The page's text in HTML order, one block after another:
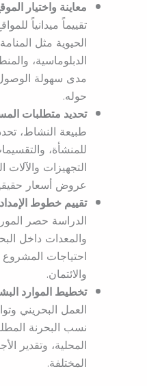
معاينة واختيار
تقييماً ميدانياً
الحيوية مثل
الدبلوماسية،
مدى سهولة
حوله.
تحديد متطلبات
طبيعة النشاط،
للمنشأة،
التجهيزات والآلات
عروض أسعار
تقييم خطوط
الدراسة حصر
والمعدات داخل
احتياجات
والائتمان.
تخطيط الموارد
العمل البحريني
نسب البحرنة
المحلية، وتقدير
المختلفة.